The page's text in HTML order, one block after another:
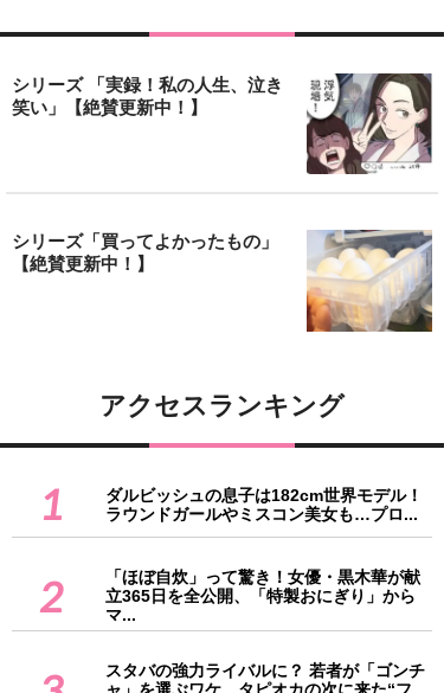
シリーズ 「実録！私の人生、泣き
笑い」【絶賛更新中！】
シリーズ「買ってよかったもの」
【絶賛更新中！】
アクセスランキング
1
ダルビッシュの息子は182cm世界モデル！
ラウンドガールやミスコン美女も…プロ...
2
「ほぼ自炊」って驚き！女優・黒木華が献
立365日を全公開、「特製おにぎり」から
マ...
スタバの強力ライバルに？ 若者が「ゴンチ